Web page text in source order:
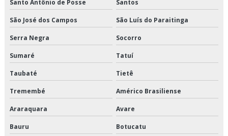
Terceirização de transporte dedicado de alimentos
Terceirização de transporte fracionado de alimentos perecíveis
Terceirização de transporte produtos congelados
Terceirização de transporte produtos refrigerados
Transportadora de alimentos perecíveis
Santo Antônio de Posse Santos
São José dos Campos São Luís do Paraitinga
Serra Negra Socorro
Sumaré Tatuí
Taubaté Tietê
Tremembé Américo Brasiliense
Araraquara Avare
Bauru Botucatu